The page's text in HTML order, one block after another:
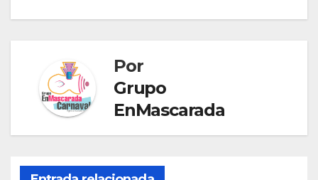
Por
Grupo
EnMascarada